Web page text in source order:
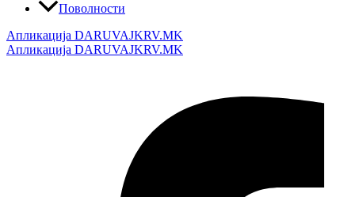
Поволности
Апликација DARUVAJKRV.MK
Апликација DARUVAJKRV.MK